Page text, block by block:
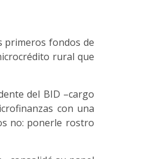
primeros fondos de
rural que
del BID –cargo
con una
no: ponerle rostro